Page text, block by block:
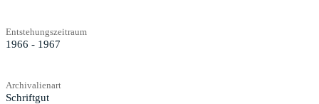
Entstehungszeitraum
1966 - 1967
Archivalienart
Schriftgut